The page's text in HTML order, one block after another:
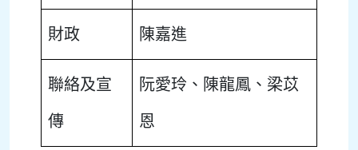
財政 陳嘉進
聯絡及宣
傳
阮愛玲、陳龍鳳、梁苡
恩